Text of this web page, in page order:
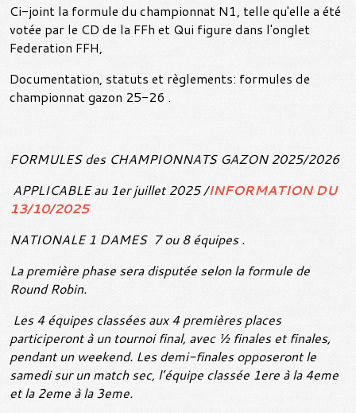
Ci-joint la formule du championnat N1, telle qu'elle a été
votée par le CD de la FFh et Qui figure dans l'onglet
Federation FFH,
Documentation, statuts et règlements: formules de
championnat gazon 25-26 .
FORMULES des CHAMPIONNATS GAZON 2025/2026
APPLICABLE au 1er juillet 2025 /INFORMATION DU
13/10/2025
NATIONALE 1 DAMES 7 ou 8 équipes .
La première phase sera disputée selon la formule de
Round Robin.
Les 4 équipes classées aux 4 premières places
participeront à un tournoi final, avec ½ finales et finales,
pendant un weekend. Les demi-finales opposeront le
samedi sur un match sec, l’équipe classée 1ere à la 4eme
et la 2eme à la 3eme.